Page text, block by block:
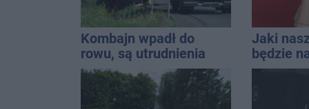
Kombajn wpadł do
rowu, są utrudnienia
Jaki
będzie
które